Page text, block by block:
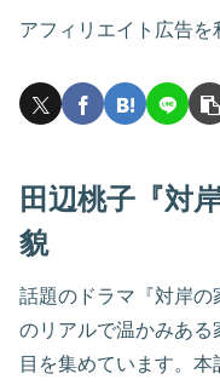
アフィリエイト広告を
田辺桃子『対
貌
話題のドラマ『対岸
のリアルで温かみあ
目を集めています。